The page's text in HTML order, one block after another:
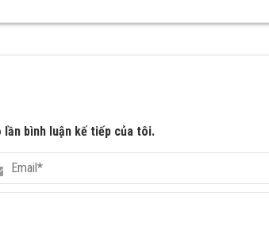
bình luận kế tiếp của tôi.